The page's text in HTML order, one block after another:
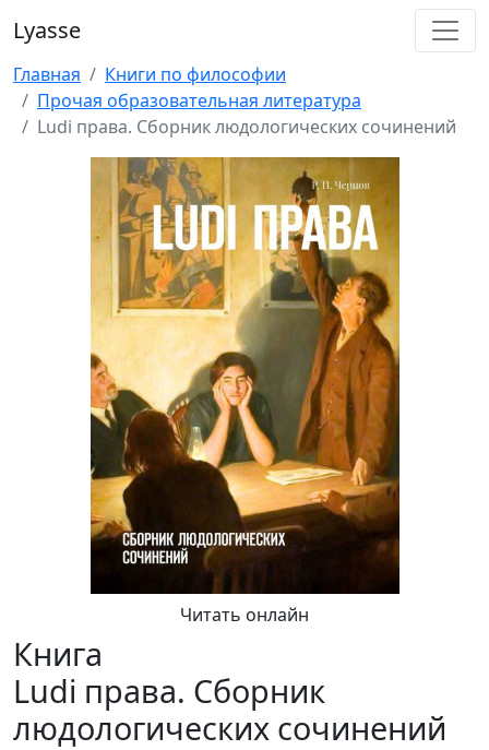
Lyasse
Главная
Книги по философии
Прочая образовательная литература
Ludi права. Сборник людологических сочинений
Читать онлайн
Книга
Ludi права. Сборник
людологических сочинений